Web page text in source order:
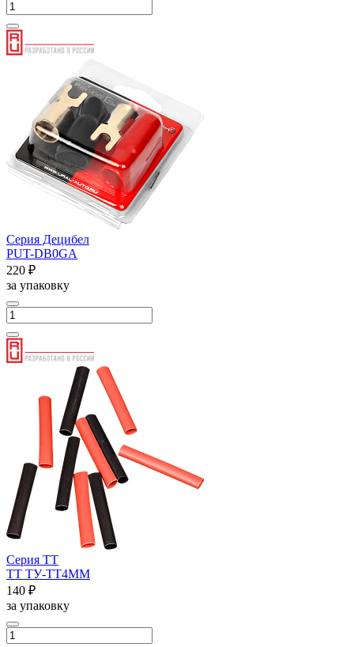
Серия Децибел
PUT-DB0GA
220 ₽
за упаковку
Серия ТТ
ТТ ТУ-ТТ4ММ
140 ₽
за упаковку